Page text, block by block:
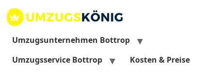
Inhalt
springen
Umzugsunternehmen Bottrop
Umzugsservice Bottrop
Kosten & Preise